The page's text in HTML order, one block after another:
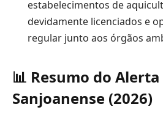
estabelecimentos de
devidamente licenciados e
regular junto aos órgãos
📊 Resumo do Alerta
Sanjoanense (2026)